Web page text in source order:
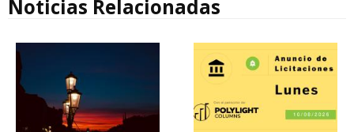
Noticias Relacionadas